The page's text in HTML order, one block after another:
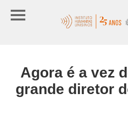
Agora é a vez
grande diretor